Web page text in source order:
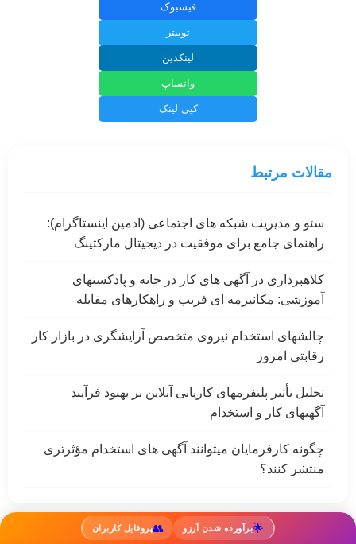
🌟برآورده شدن آرزو 👥پروفایل کاربران
فیسبوک
توییتر
لینکدین
واتساپ
کپی لینک
مقالات مرتبط
سئو و مدیریت شبکه های اجتماعی (ادمین اینستاگرام):
راهنمای جامع برای موفقیت در دیجیتال مارکتینگ
کلاهبرداری در آگهی های کار در خانه و پادکستهای
آموزشی: مکانیزمه ای فریب و راهکارهای مقابله
چالشهای استخدام نیروی متخصص آرایشگری در بازار کار
رقابتی امروز
تحلیل تأثیر پلتفرمهای کاریابی آنلاین بر بهبود فرآیند
آگهیهای کار و استخدام
چگونه کارفرمایان میتوانند آگهی های استخدام مؤثرتری
منتشر کنند؟